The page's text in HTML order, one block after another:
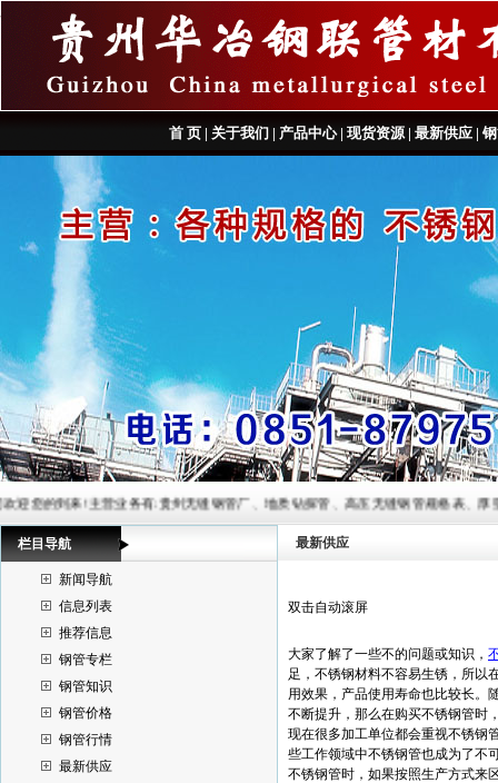
首 页 | 关于我们 | 产品中心| 现货资源| 最新供应 |
您的到来!主营业务有:贵州无缝钢管厂、地质钻探管、高压无缝钢管规格表、厚壁
栏目导航
新闻导航
信息列表
推荐信息
钢管专栏
钢管知识
钢管价格
钢管行情
最新供应
最新供应
双击自动滚屏
大家了解了一些不的问题或知识，
足，不锈钢材料不容易生锈，所以
用效果，产品使用寿命也比较长。
不断提升，那么在购买不锈钢管时
现在很多加工单位都会重视不锈钢
些工作领域中不锈钢管也成为了不
不锈钢管时，如果按照生产方式来